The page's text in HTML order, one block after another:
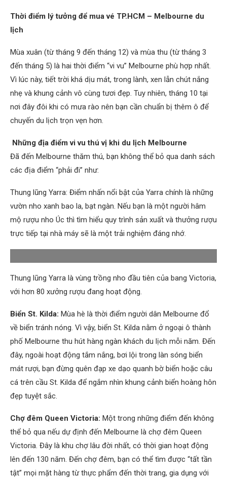
Thời điểm lý tưởng để mua vé TP.HCM – Melbourne du
lịch
Mùa xuân (từ tháng 9 đến tháng 12) và mùa thu (từ tháng 3
đến tháng 5) là hai thời điểm “vi vu” Melbourne phù hợp nhất.
Vì lúc này, tiết trời khá dịu mát, trong lành, xen lẫn chút nắng
nhẹ và khung cảnh vô cùng tươi đẹp. Tuy nhiên, tháng 10 tại
nơi đây đôi khi có mưa rào nên bạn cần chuẩn bị thêm ô để
chuyến du lịch trọn vẹn hơn.
Những địa điểm vi vu thú vị khi du lịch Melbourne
Đã đến Melbourne thăm thú, bạn không thể bỏ qua danh sách
các địa điểm “phải đi” như:
Thung lũng Yarra: Điểm nhấn nổi bật của Yarra chính là những
vườn nho xanh bao la, bạt ngàn. Nếu bạn là một người hâm
mộ rượu nho Úc thì tìm hiểu quy trình sản xuất và thưởng rượu
trực tiếp tại nhà máy sẽ là một trải nghiệm đáng nhớ.
Thung lũng Yarra là vùng trồng nho đầu tiên của bang Victoria,
với hơn 80 xưởng rượu đang hoạt động.
Biển St. Kilda: Mùa hè là thời điểm người dân Melbourne đổ
về biển tránh nóng. Vì vậy, biển St. Kilda nằm ở ngoại ô thành
phố Melbourne thu hút hàng ngàn khách du lịch mỗi năm. Đến
đây, ngoài hoạt động tắm nắng, bơi lội trong làn sóng biển
mát rượi, bạn đừng quên đạp xe dạo quanh bờ biển hoặc câu
cá trên cầu St. Kilda để ngắm nhìn khung cảnh biển hoàng hôn
đẹp tuyệt sắc.
Chợ đêm Queen Victoria: Một trong những điểm đến không
thể bỏ qua nếu dự định đến Melbourne là chợ đêm Queen
Victoria. Đây là khu chợ lâu đời nhất, có thời gian hoạt động
lên đến 130 năm. Đến chợ đêm, bạn có thể tìm được “tất tần
tật” mọi mặt hàng từ thực phẩm đến thời trang, gia dụng với